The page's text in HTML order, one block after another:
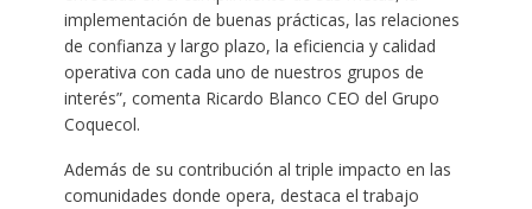
implementación de buenas prácticas, las relaciones
de confianza y largo plazo, la eficiencia y calidad
operativa con cada uno de nuestros grupos de
interés”, comenta Ricardo Blanco CEO del Grupo
Coquecol.
Además de su contribución al triple impacto en las
comunidades donde opera, destaca el trabajo